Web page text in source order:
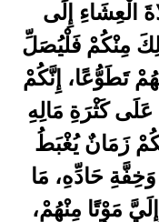
الْعِشَاءِ إِلَى
مِنْكُمْ فَلْيُصَلِّ
تَطَوُّعًا، إِنَّكُمْ
كَثْرَةِ مَالِهِ
زَمَانٌ يُغْبَطُ
حَادِّهِ، مَا
مَوْتًا مِنْهُمْ،